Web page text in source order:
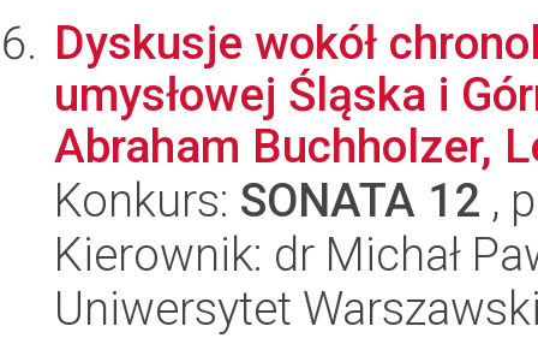
Dyskusje wokół
umysłowej Śląska i
Abraham Buchholzer,
Konkurs: SONATA 12 ,
Kierownik: dr Michał
Uniwersytet